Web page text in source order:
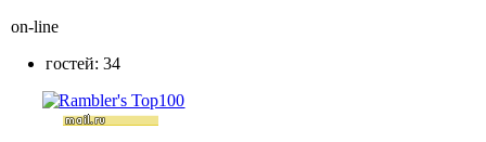
on-line
гостей: 34